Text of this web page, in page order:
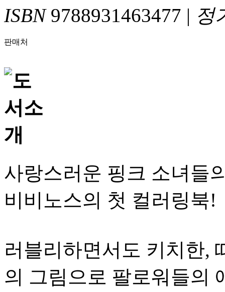
ISBN9788931463477 | 정
판매처
사랑스러운 핑크 소녀들
비비노스의 첫 컬러링북!
러블리하면서도 키치한,
의 그림으로 팔로워들의